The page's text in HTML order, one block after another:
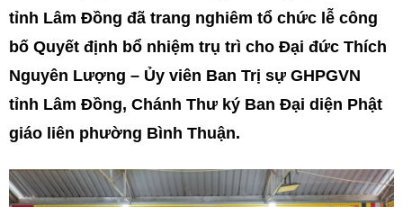
tỉnh Lâm Đồng đã trang nghiêm tổ chức lễ công
bố Quyết định bổ nhiệm trụ trì cho Đại đức Thích
Nguyên Lượng – Ủy viên Ban Trị sự GHPGVN
tỉnh Lâm Đồng, Chánh Thư ký Ban Đại diện Phật
giáo liên phường Bình Thuận.